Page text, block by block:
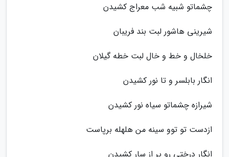
چشماتو شبیه شب معراج کشیدن
شیرینی هاشور لبت بند فریبان
خلخال و خط و خال لبت خطه گیلان
انگار بابلسر و تا نور کشیدن
شیرازه چشماتو سیاه نور کشیدن
ازدست تو توو سینه من هلهله برپاست
انگار درختی رو پر از سار کشیدن